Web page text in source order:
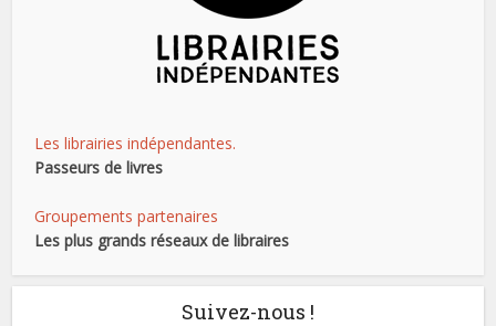
Les librairies indépendantes.
Passeurs de livres
Groupements partenaires
Les plus grands réseaux de libraires
Suivez-nous !